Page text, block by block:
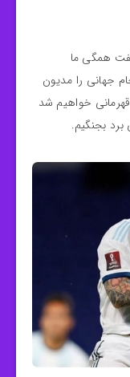
همگی ما
جهانی را مدیون
خواهیم شد
برد بجنگیم.